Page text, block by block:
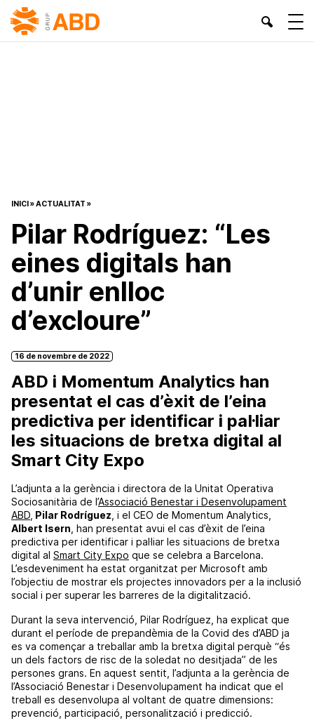
INICI»ACTUALITAT »
Pilar Rodríguez: “Les
eines digitals han
d’unir enlloc
d’excloure”
16 de novembre de 2022
ABD i Momentum Analytics han
presentat el cas d’èxit de l’eina
predictiva per identificar i pal·liar
les situacions de bretxa digital al
Smart City Expo
L’adjunta a la gerència i directora de la Unitat Operativa
Sociosanitària de l’Associació Benestar i Desenvolupament
ABD Pilar Rodríguez , i el CEO de Momentum Analytics,
Albert Isern , han presentat avui el cas d’èxit de l’eina
predictiva per identificar i pal·liar les situacions de bretxa
digital al Smart City Expo que se celebra a Barcelona.
L’esdeveniment ha estat organitzat per Microsoft amb
l’objectiu de mostrar els projectes innovadors per a la inclusió
social i per superar les barreres de la digitalització.
Durant la seva intervenció, Pilar Rodríguez, ha explicat que
durant el període de prepandèmia de la Covid des d’ABD ja
es va començar a treballar amb la bretxa digital perquè “és
un dels factors de risc de la soledat no desitjada” de les
persones grans. En aquest sentit, l’adjunta a la gerència de
l’Associació Benestar i Desenvolupament ha indicat que el
treball es desenvolupa al voltant de quatre dimensions:
prevenció, participació, personalització i predicció.